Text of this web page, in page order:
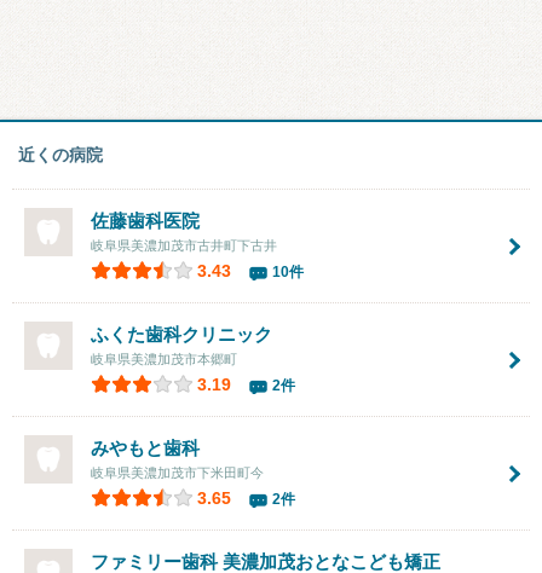
近くの病院
佐藤歯科医院
岐阜県美濃加茂市古井町下古井
3.43 10件
ふくた歯科クリニック
岐阜県美濃加茂市本郷町
3.19 2件
みやもと歯科
岐阜県美濃加茂市下米田町今
3.65 2件
ファミリー歯科 美濃加茂おとなこども矯正